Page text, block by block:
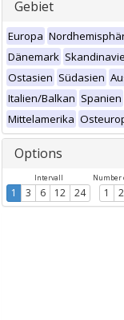
Gebiet
Europa
Dänemark
Ostasien Südasien
Italien/Balkan Spanien
Mittelamerika
Options
Intervall
1 3 6 12 24
Number
1 2